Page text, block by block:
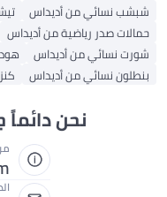
شبشب نسائي من أديداس
حمالات صدر رياضية من أديداس
شورت نسائي من أديداس
بنطلون نسائي من أديداس
نحن